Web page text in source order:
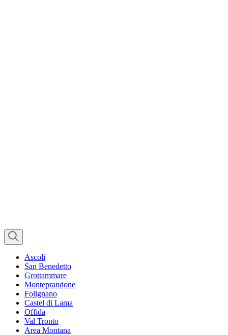
Ascoli
San Benedetto
Grottammare
Monteprandone
Folignano
Castel di Lama
Offida
Val Tronto
Area Montana